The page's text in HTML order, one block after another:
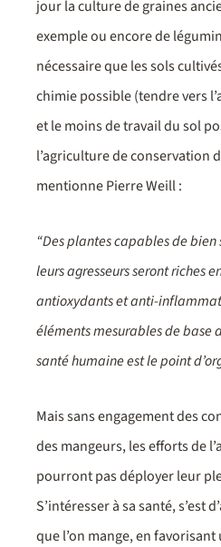
jour la culture de graines
exemple ou encore de
nécessaire que les sols
chimie possible (tendre vers
et le moins de travail du sol
l’agriculture de conservation
mentionne Pierre Weill :
“Des plantes capables de
leurs agresseurs seront riches
antioxydants et anti-
éléments mesurables de base
santé humaine est le point
Mais sans engagement des
des mangeurs, les efforts de
pourront pas déployer leur
S’intéresser à sa santé, s’est
que l’on mange, en